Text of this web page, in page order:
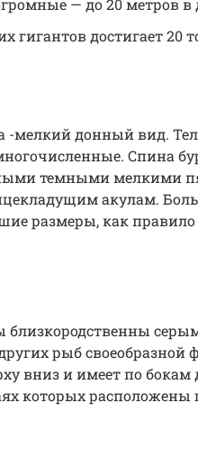
— до 20 метров в
гигантов достигает 20
-мелкий донный вид.
Спина
темными мелкими
акулам.
размеры, как
рыб
вниз и имеет по бокам
которых расположены